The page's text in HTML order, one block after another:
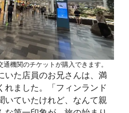
機関のチケットが購入できます。
いた店員のお兄さんは、満
れました。「フィンランド
いていたけれど、なんて親